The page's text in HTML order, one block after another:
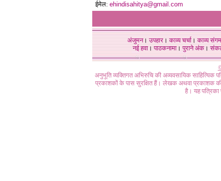
ईमेल: ehindisahitya@gmail.com
अंजुमन।उपहार।काव्य चर्चा।काव्य संगम
नई हवा। पाठकनामा। पुराने अंक।
अनुभूति व्यक्तिगत अभिरुचि की अव्यवसायिक
प्रकाशकों के पास सुरक्षित हैं। लेखक अथवा प्रकाशक की
है। यह पत्रिका